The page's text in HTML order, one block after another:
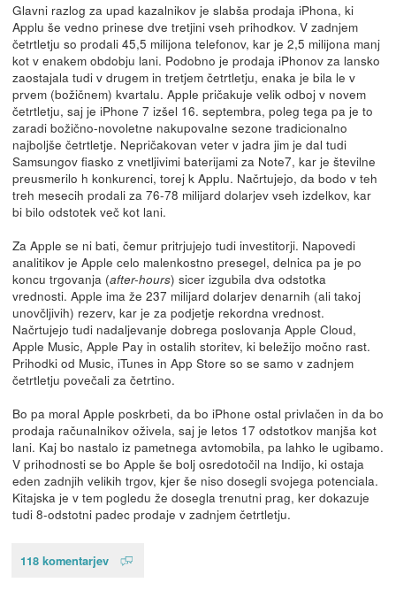
Glavni razlog za upad kazalnikov je slabša prodaja iPhona, ki
Applu še vedno prinese dve tretjini vseh prihodkov. V zadnjem
četrtletju so prodali 45,5 milijona telefonov, kar je 2,5 milijona manj
kot v enakem obdobju lani. Podobno je prodaja iPhonov za lansko
zaostajala tudi v drugem in tretjem četrtletju, enaka je bila le v
prvem (božičnem) kvartalu. Apple pričakuje velik odboj v novem
četrtletju, saj je iPhone 7 izšel 16. septembra, poleg tega pa je to
zaradi božično-novoletne nakupovalne sezone tradicionalno
najboljše četrtletje. Nepričakovan veter v jadra jim je dal tudi
Samsungov fiasko z vnetljivimi baterijami za Note7, kar je številne
preusmerilo h konkurenci, torej k Applu. Načrtujejo, da bodo v teh
treh mesecih prodali za 76-78 milijard dolarjev vseh izdelkov, kar
bi bilo odstotek več kot lani.
Za Apple se ni bati, čemur pritrjujejo tudi investitorji. Napovedi
analitikov je Apple celo malenkostno presegel, delnica pa je po
koncu trgovanja (after-hours) sicer izgubila dva odstotka
vrednosti. Apple ima že 237 milijard dolarjev denarnih (ali takoj
unovčljivih) rezerv, kar je za podjetje rekordna vrednost.
Načrtujejo tudi nadaljevanje dobrega poslovanja Apple Cloud,
Apple Music, Apple Pay in ostalih storitev, ki beležijo močno rast.
Prihodki od Music, iTunes in App Store so se samo v zadnjem
četrtletju povečali za četrtino.
Bo pa moral Apple poskrbeti, da bo iPhone ostal privlačen in da bo
prodaja računalnikov oživela, saj je letos 17 odstotkov manjša kot
lani. Kaj bo nastalo iz pametnega avtomobila, pa lahko le ugibamo.
V prihodnosti se bo Apple še bolj osredotočil na Indijo, ki ostaja
eden zadnjih velikih trgov, kjer še niso dosegli svojega potenciala.
Kitajska je v tem pogledu že dosegla trenutni prag, ker dokazuje
tudi 8-odstotni padec prodaje v zadnjem četrtletju.
118 komentarjev